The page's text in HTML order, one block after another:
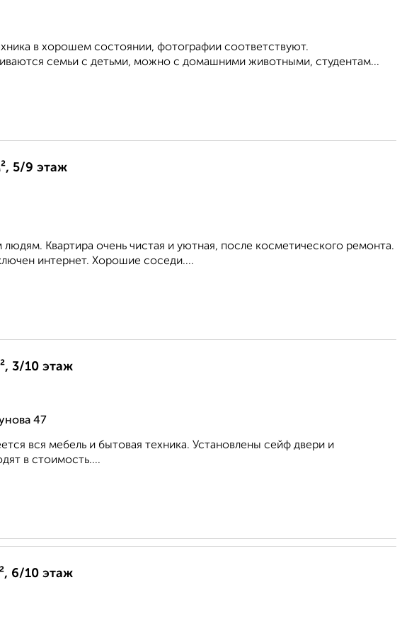
в хорошем состоянии, фотографии соответствуют.
семьи с детьми, можно с домашними животными, студентам...
5/9 этаж
Квартира очень чистая и уютная, после косметического ремонта.
интернет. Хорошие соседи....
3/10 этаж
47
вся мебель и бытовая техника. Установлены сейф двери и
в стоимость....
6/10 этаж